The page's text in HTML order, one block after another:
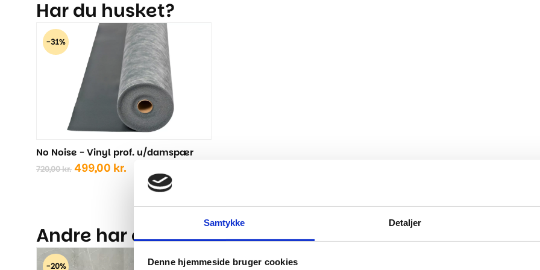
Samtykke Detaljer
Denne hjemmeside bruger cookies
Har du husket?
-31%
No Noise - Vinyl prof. u/damspær
720,00kr. Den
499,00 kr.Den
aktuelle
er:
Andre har også kigget på...
-20% -20%